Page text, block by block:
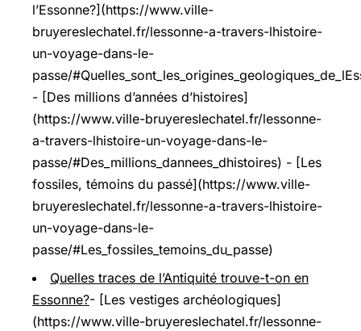
l’Essonne?](https://www.ville-
bruyereslechatel.fr/lessonne-a-travers-lhistoire-
un-voyage-dans-le-
passe/
- [Des millions d’années d’histoires]
(https://www.ville-bruyereslechatel.fr/lessonne-
a-travers-lhistoire-un-voyage-dans-le-
passe/#Des_millions_dannees_dhistoires) - [Les
fossiles, témoins du passé](https://www.ville-
bruyereslechatel.fr/lessonne-a-travers-lhistoire-
un-voyage-dans-le-
passe/#Les_fossiles_temoins_du_passe)
Quelles traces de l’Antiquité trouve-t-on en
Essonne?- [Les vestiges archéologiques]
(https://www.ville-bruyereslechatel.fr/lessonne-